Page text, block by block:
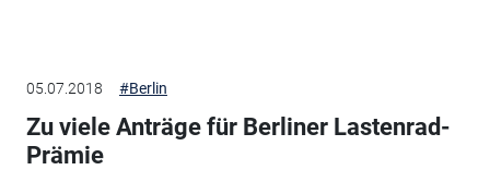
05.07.2018 #Berlin
Zu viele Anträge für Berliner Lastenrad-
Prämie